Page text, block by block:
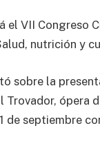
el VII Congreso
nutrición y
sobre la
ópera
septiembre